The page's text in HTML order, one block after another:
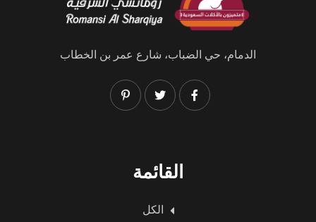
الدمام، حي الضباب، شارع عمر بن الخطاب
القائمة
الكل